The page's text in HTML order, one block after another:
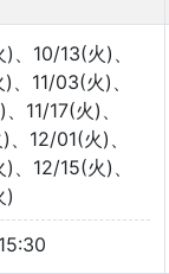
、10/13(火)、
、11/03(火)、
11/17(火)、
、12/01(火)、
、12/15(火)、
)